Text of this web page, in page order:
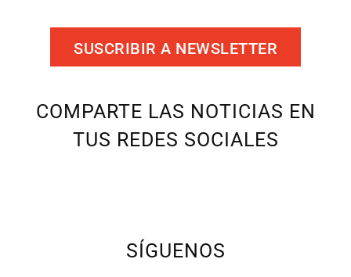
SUSCRIBIR A NEWSLETTER
COMPARTE LAS NOTICIAS EN
TUS REDES SOCIALES
SÍGUENOS